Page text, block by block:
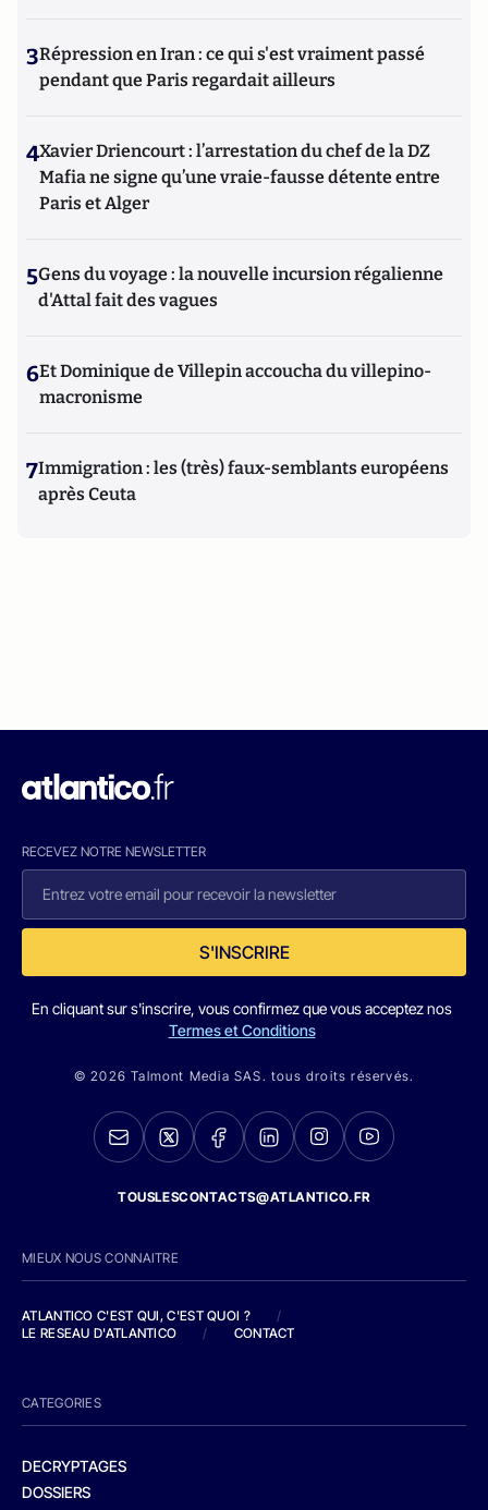
3Répression en Iran : ce qui s'est vraiment passé
pendant que Paris regardait ailleurs
4Xavier Driencourt : l’arrestation du chef de la DZ
Mafia ne signe qu’une vraie-fausse détente entre
Paris et Alger
5Gens du voyage : la nouvelle incursion régalienne
d'Attal fait des vagues
6Et Dominique de Villepin accoucha du villepino-
macronisme
7Immigration : les (très) faux-semblants européens
après Ceuta
RECEVEZ NOTRE NEWSLETTER
S'INSCRIRE
En cliquant sur s'inscrire, vous confirmez que vous acceptez nos
Termes et Conditions
© 2026 Talmont Media SAS. tous droits réservés.
TOUSLESCONTACTS@ATLANTICO.FR
MIEUX NOUS CONNAITRE
ATLANTICO C'EST QUI, C'EST QUOI ?
/
LE RESEAU D'ATLANTICO
/ CONTACT
CATEGORIES
DECRYPTAGES
DOSSIERS